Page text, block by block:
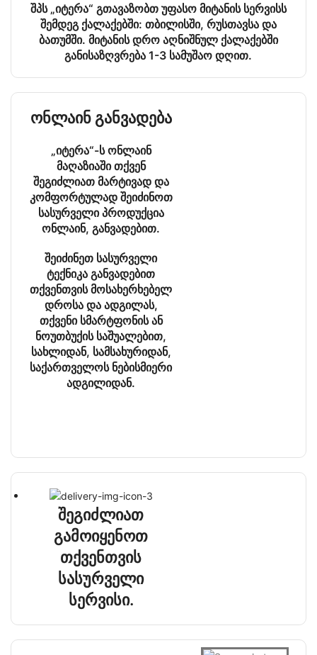
შპს „იტერა“ გთავაზობთ უფასო მიტანის სერვისს
შემდეგ ქალაქებში: თბილისში, რუსთავსა და
ბათუმში. მიტანის დრო აღნიშნულ ქალაქებში
განისაზღვრება 1-3 სამუშაო დღით.
ონლაინ განვადება
„იტერა“-ს ონლაინ
მაღაზიაში თქვენ
შეგიძლიათ მარტივად და
კომფორტულად შეიძინოთ
სასურველი პროდუქცია
ონლაინ, განვადებით.
შეიძინეთ სასურველი
ტექნიკა განვადებით
თქვენთვის მოსახერხებელ
დროსა და ადგილას,
თქვენი სმარტფონის ან
ნოუთბუქის საშუალებით,
სახლიდან, სამსახურიდან,
საქართველოს ნებისმიერი
ადგილიდან.
შეგიძლიათ
გამოიყენოთ
თქვენთვის
სასურველი
სერვისი.